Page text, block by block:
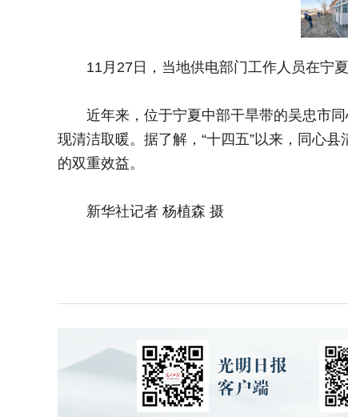
11月27日，当地供电部门工作人员在宁夏
近年来，位于宁夏中部干旱带的吴忠市同
现清洁取暖。据了解，“十四五”以来，同心
的双重效益。
新华社记者 杨植森 摄